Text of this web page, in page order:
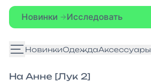
Новинки Исследовать
НовинкиОдеждаАксессуары
На Анне [Лук 2]